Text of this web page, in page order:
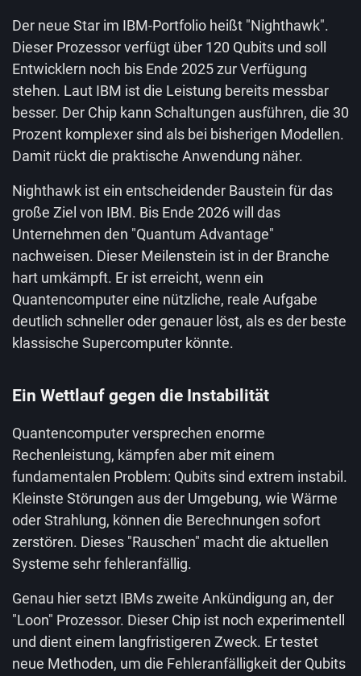
Der neue Star im IBM-Portfolio heißt "Nighthawk".
Dieser Prozessor verfügt über 120 Qubits und soll
Entwicklern noch bis Ende 2025 zur Verfügung
stehen. Laut IBM ist die Leistung bereits messbar
besser. Der Chip kann Schaltungen ausführen, die 30
Prozent komplexer sind als bei bisherigen Modellen.
Damit rückt die praktische Anwendung näher.
Nighthawk ist ein entscheidender Baustein für das
große Ziel von IBM. Bis Ende 2026 will das
Unternehmen den "Quantum Advantage"
nachweisen. Dieser Meilenstein ist in der Branche
hart umkämpft. Er ist erreicht, wenn ein
Quantencomputer eine nützliche, reale Aufgabe
deutlich schneller oder genauer löst, als es der beste
klassische Supercomputer könnte.
Ein Wettlauf gegen die Instabilität
Quantencomputer versprechen enorme
Rechenleistung, kämpfen aber mit einem
fundamentalen Problem: Qubits sind extrem instabil.
Kleinste Störungen aus der Umgebung, wie Wärme
oder Strahlung, können die Berechnungen sofort
zerstören. Dieses "Rauschen" macht die aktuellen
Systeme sehr fehleranfällig.
Genau hier setzt IBMs zweite Ankündigung an, der
"Loon" Prozessor. Dieser Chip ist noch experimentell
und dient einem langfristigeren Zweck. Er testet
neue Methoden, um die Fehleranfälligkeit der Qubits